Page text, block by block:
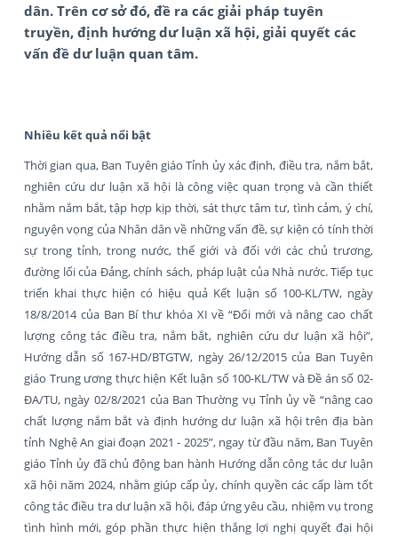
dân. Trên cơ sở đó, đề ra các giải pháp tuyên
truyền, định hướng dư luận xã hội, giải quyết các
vấn đề dư luận quan tâm.
Nhiều kết quả nổi bật
Thời gian qua, Ban Tuyên giáo Tỉnh ủy xác định, điều tra, nắm bắt,
nghiên cứu dư luận xã hội là công việc quan trọng và cần thiết
nhằm nắm bắt, tập hợp kịp thời, sát thực tâm tư, tình cảm, ý chí,
nguyện vọng của Nhân dân về những vấn đề, sự kiện có tính thời
sự trong tỉnh, trong nước, thế giới và đối với các chủ trương,
đường lối của Đảng, chính sách, pháp luật của Nhà nước. Tiếp tục
triển khai thực hiện có hiệu quả Kết luận số 100-KL/TW, ngày
18/8/2014 của Ban Bí thư khóa XI về “Đổi mới và nâng cao chất
lượng công tác điều tra, nắm bắt, nghiên cứu dư luận xã hội”,
Hướng dẫn số 167-HD/BTGTW, ngày 26/12/2015 của Ban Tuyên
giáo Trung ương thực hiện Kết luận số 100-KL/TW và Đề án số 02-
ĐA/TU, ngày 02/8/2021 của Ban Thường vụ Tỉnh ủy về “nâng cao
chất lượng nắm bắt và định hướng dư luận xã hội trên địa bàn
tỉnh Nghệ An giai đoạn 2021 - 2025”, ngay từ đầu năm, Ban Tuyên
giáo Tỉnh ủy đã chủ động ban hành Hướng dẫn công tác dư luận
xã hội năm 2024, nhằm giúp cấp ủy, chính quyền các cấp làm tốt
công tác điều tra dư luận xã hội, đáp ứng yêu cầu, nhiệm vụ trong
tình hình mới, góp phần thực hiện thắng lợi nghị quyết đại hội